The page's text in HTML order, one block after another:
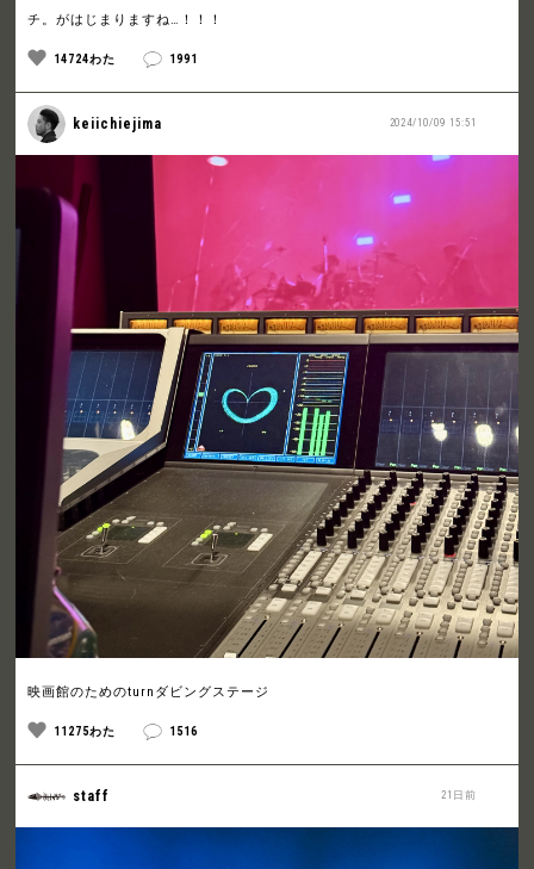
チ。がはじまりますね…！！！
14724わた 1991
2024/10/09 15:51
keiichiejima
映画館のためのturnダビングステージ
11275わた 1516
21日前
staff